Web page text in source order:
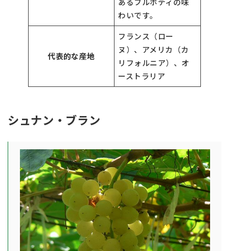
わいです。
代表的な産地
フランス（ロー
ヌ）、アメリカ（カ
リフォルニア）、オ
ーストラリア
シュナン・ブラン